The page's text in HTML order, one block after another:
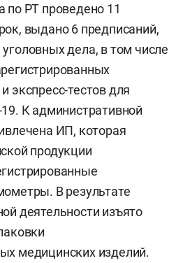
по РТ проведено 11
выдано 6 предписаний,
дела, в том числе
экспресс-тестов для
К административной
ИП, которая
продукции
В результате
деятельности изъято
медицинских изделий.